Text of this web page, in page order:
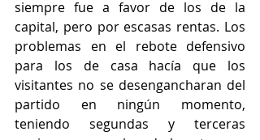
siempre fue a favor de los de la
capital, pero por escasas rentas. Los
problemas en el rebote defensivo
para los de casa hacía que los
visitantes no se desengancharan del
partido en ningún momento,
teniendo segundas y terceras